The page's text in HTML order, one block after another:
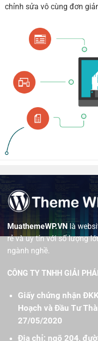
chỉnh sửa vô cùng đơn
MuathemeWP.VNlà
rẻ và uy tín với số lượng
ngành nghề.
CÔNG TY TNHH GIẢI
Giấy chứng nhận
Hoạch và Đầu Tư
27/05/2020
Địa chỉ: ngõ 204,